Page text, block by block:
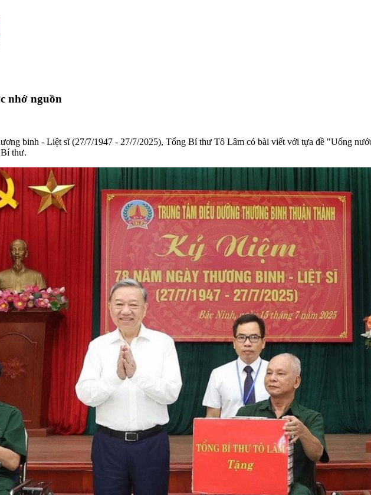
nhớ nguồn
binh - Liệt sĩ (27/7/1947 - 27/7/2025), Tổng Bí thư Tô Lâm có bài viết với tựa đề "Uống
thư.